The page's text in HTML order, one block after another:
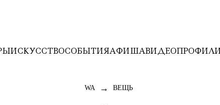
ИСКУССТВОСОБЫТИЯАФИШАВИДЕО
WA → ВЕЩЬ